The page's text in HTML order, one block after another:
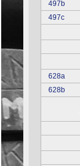
497b
497c
628a
628b